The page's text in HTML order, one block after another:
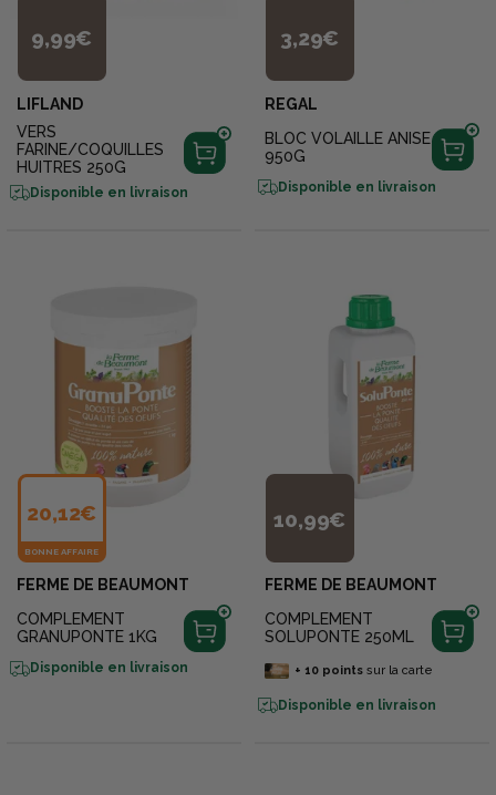
9,99€
LIFLAND
VERS
FARINE/COQUILLES
HUITRES 250G
Disponible en livraison
3,29€
REGAL
BLOC VOLAILLE ANISE
950G
Disponible en livraison
20,12€
BONNE AFFAIRE
FERME DE BEAUMONT
COMPLEMENT
GRANUPONTE 1KG
Disponible en livraison
10,99€
FERME DE BEAUMONT
COMPLEMENT
SOLUPONTE 250ML
+ 10pointssur la carte
Disponible en livraison